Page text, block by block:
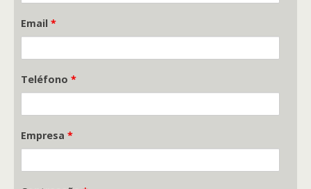
Email *
Teléfono *
Empresa *